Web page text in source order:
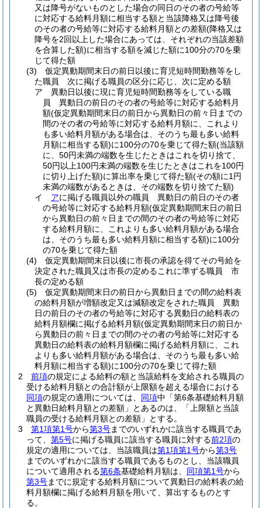
又は降号がないものとした場合の同日のその者の号給等
に対応する給料月額に相当する額と当該降格又は降号後
のその者の号給等に対応する給料月額との差額(降格又は
降号を2回以上した場合にあっては、それぞれの当該差額
を合算した額)に相当する額を減じた額に100分の70を乗
じて得た額
(3)
仮定異動期間末日の前日以後に育児短時間勤務等をし
た職員 次に掲げる職員の区分に応じ、次に定める額
ア
異動日以後に現に育児短時間勤務等をしている職
員 異動日の前日のその者の号給等に対応する給料月
額(仮定異動期間末日の前日から異動日の前々日までの
間のその者の号給等に対応する給料月額に、これより
も多い給料月額がある場合は、そのうち最も多い給料
月額に相当する額)に100分の70を乗じて得た額(当該額
に、50円未満の端数を生じたときはこれを切り捨て、
50円以上100円未満の端数を生じたときはこれを100円
に切り上げた額)に算出率を乗じて得た額(その額に1円
未満の端数があるときは、その端数を切り捨てた額)
イ
アに掲げる職員以外の職員 異動日の前日のその者
の号給等に対応する給料月額(仮定異動期間末日の前日
から異動日の前々日までの間のその者の号給等に対応
する給料月額に、これよりも多い給料月額がある場合
は、そのうち最も多い給料月額に相当する額)に100分
の70を乗じて得た額
(4)
仮定異動期間末日以後に市長の承認を得てその号給を
決定された職員又は市長の定めるこれに準ずる職員 市
長の定める額
(5)
仮定異動期間末日の前日から異動日までの間の給料表
の給料月額が増額改定又は減額改定をされた職員 異動
日の前日のその者の号給等に対応する異動日の給料表の
給料月額欄に掲げる給料月額(仮定異動期間末日の前日か
ら異動日の前々日までの間のその者の号給等に対応する
異動日の給料表の給料月額欄に掲げる給料月額に、これ
よりも多い給料月額がある場合は、そのうち最も多い給
料月額に相当する額)に100分の70を乗じて得た額
2
前項の規定による給料の額と当該給料を支給される職員の
受ける給料月額との合計額が上限額を超える場合における
同項の規定の適用については、 同項中「第6条基礎給料月額
と異動日給料月額との差額」とあるのは、「上限額と当該
職員の受ける給料月額との差額」とする。
3
第1項第1号から第3号までのいずれかに該当する職員であ
って、 第5号に掲げる職員に該当する職員に対する前2項の
規定の適用については、当該職員は第1項第1号から第3号
までのいずれかに該当する職員であるものとし、当該職員
について適用される第6条基礎給料月額は、 同項第1号から
第3号までに規定する給料月額について異動日の給料表の給
料月額欄に掲げる給料月額を用いて、算出するものとす
る。